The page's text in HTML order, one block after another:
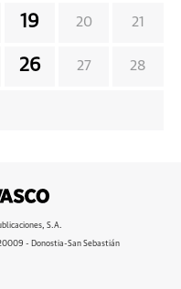
19 20 21
26 27 28
S.A.
- Donostia-San Sebastián